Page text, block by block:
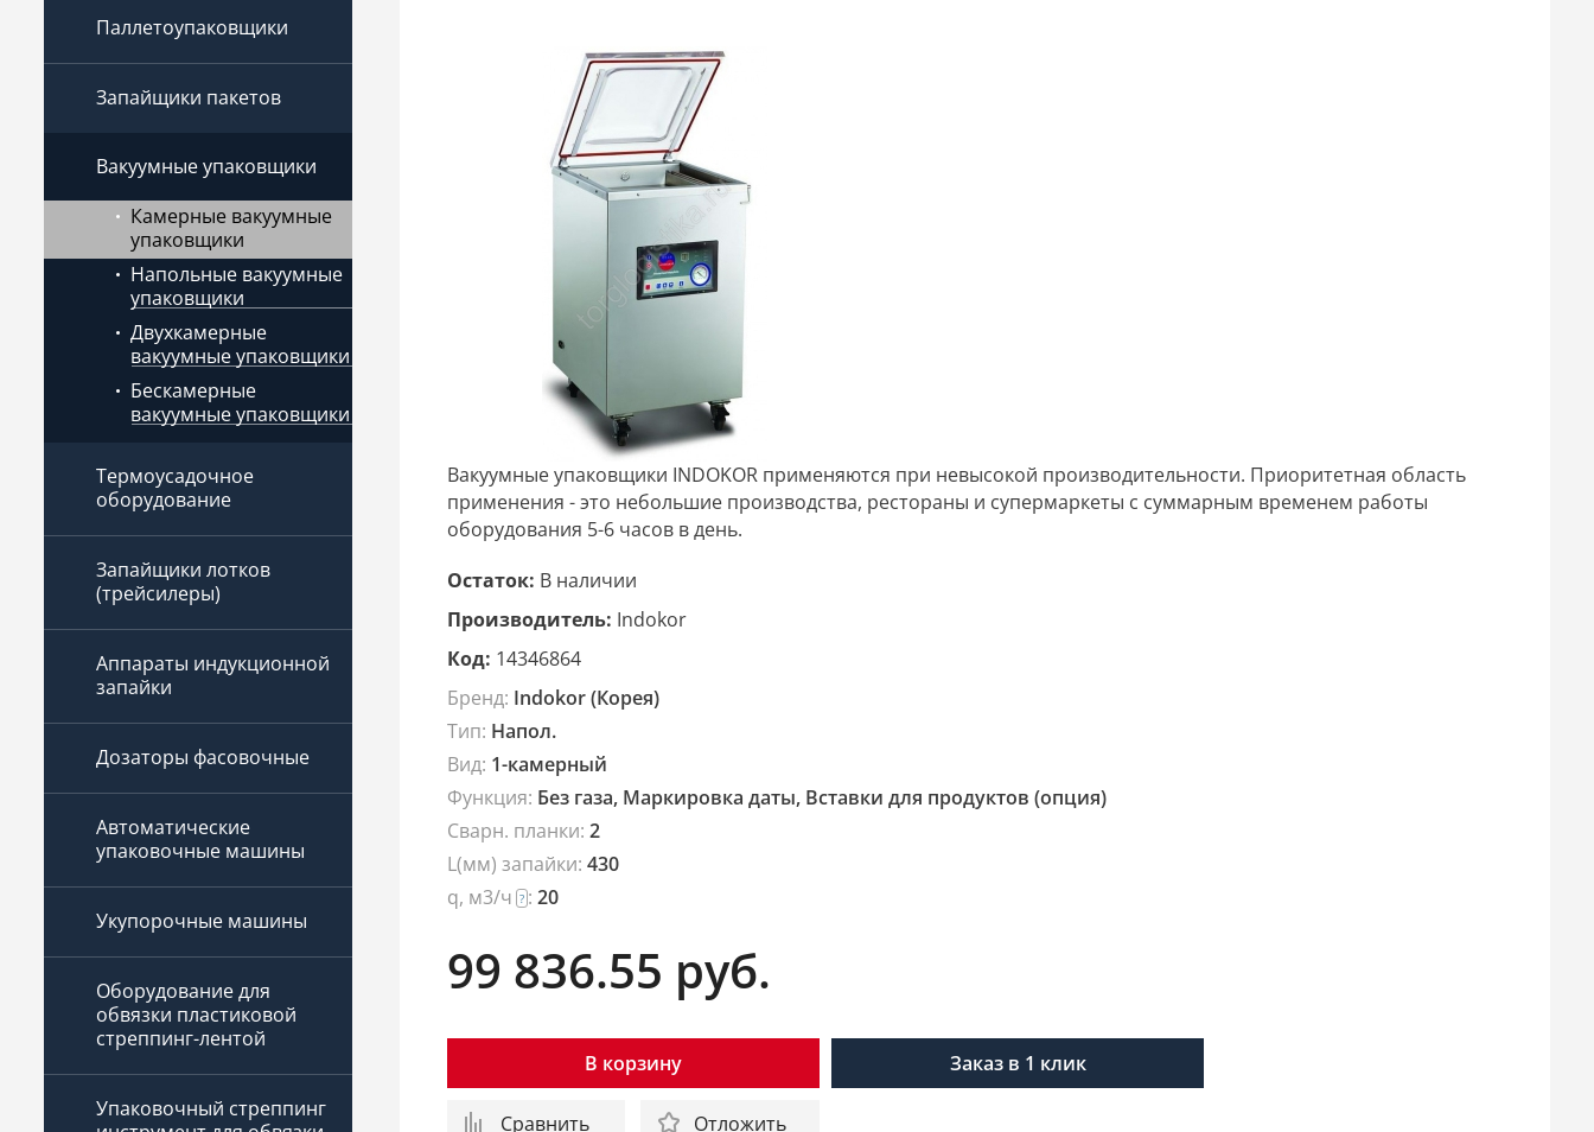
Паллетоупаковщики
Запайщики пакетов
Вакуумные упаковщики
Камерные вакуумные
упаковщики
Напольные вакуумные
упаковщики
Двухкамерные
вакуумные упаковщики
Бескамерные
вакуумные упаковщики
Термоусадочное
оборудование
Запайщики лотков
(трейсилеры)
Аппараты индукционной
запайки
Дозаторы фасовочные
Автоматические
упаковочные машины
Укупорочные машины
Оборудование для
обвязки пластиковой
стреппинг-лентой
Упаковочный стреппинг
Вакуумные упаковщики INDOKOR применяются при невысокой производительности. Приоритетная область
применения - это небольшие производства, рестораны и супермаркеты с суммарным временем работы
оборудования 5-6 часов в день.
Остаток: В наличии
Производитель: Indokor
Код: 14346864
Бренд: Indokor (Корея)
Тип: Напол.
Вид: 1-камерный
Функция: Без газа, Маркировка даты, Вставки для продуктов (опция)
Сварн. планки: 2
L(мм) запайки: 430
q, м3/ч ? : 20
99 836.55 руб.
В корзину Заказ в 1 клик
Сравнить Отложить